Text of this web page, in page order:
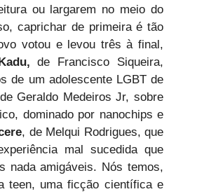
ou largarem no meio do
caprichar de primeira é tão
votou e levou três à final,
de Francisco Siqueira,
de um adolescente LGBT de
Geraldo Medeiros Jr, sobre
dominado por nanochips e
, de Melqui Rodrigues, que
mal sucedida que
nada amigáveis. Nós temos,
teen, uma ficção científica e